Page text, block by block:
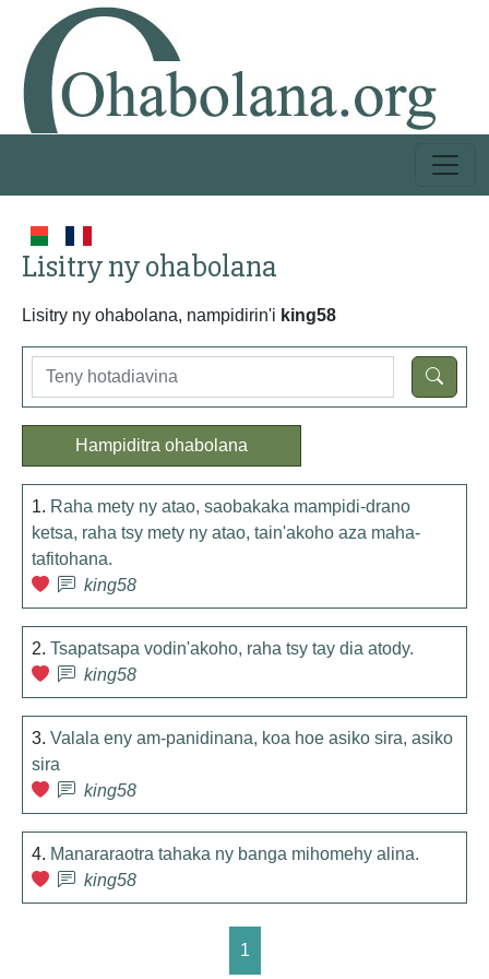
Lisitry ny ohabolana
Lisitry ny ohabolana, nampidirin'i king58
Hampiditra ohabolana
1. Raha mety ny atao, saobakaka mampidi-drano
ketsa, raha tsy mety ny atao, tain'akoho aza maha-
tafitohana.
king58
2. Tsapatsapa vodin'akoho, raha tsy tay dia atody.
king58
3. Valala eny am-panidinana, koa hoe asiko sira, asiko
sira
king58
4. Manararaotra tahaka ny banga mihomehy alina.
king58
1